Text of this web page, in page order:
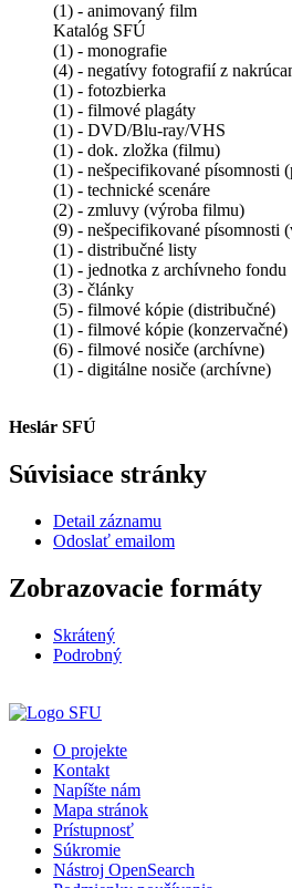
(1) - animovaný film
Katalóg SFÚ
(1) - monografie
(4) - negatívy fotografií z
(1) - fotozbierka
(1) - filmové plagáty
(1) - DVD/Blu-ray/VHS
(1) - dok. zložka (filmu)
(1) - nešpecifikované písomnosti
(1) - technické scenáre
(2) - zmluvy (výroba filmu)
(9) - nešpecifikované písomnosti
(1) - distribučné listy
(1) - jednotka z archívneho fondu
(3) - články
(5) - filmové kópie (distribučné)
(1) - filmové kópie (konzervačné)
(6) - filmové nosiče (archívne)
(1) - digitálne nosiče (archívne)
Heslár SFÚ
Súvisiace stránky
Detail záznamu
Odoslať emailom
Zobrazovacie formáty
Skrátený
Podrobný
O projekte
Kontakt
Napíšte nám
Mapa stránok
Prístupnosť
Súkromie
Nástroj OpenSearch